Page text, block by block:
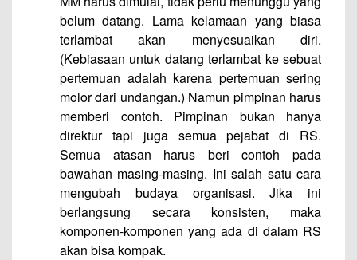
belum datang. Lama kelamaan yang biasa
terlambat akan menyesuaikan diri.
(Kebiasaan untuk datang terlambat ke sebuat
pertemuan adalah karena pertemuan sering
molor dari undangan.) Namun pimpinan harus
memberi contoh. Pimpinan bukan hanya
direktur tapi juga semua pejabat di RS.
Semua atasan harus beri contoh pada
bawahan masing-masing. Ini salah satu cara
mengubah budaya organisasi. Jika ini
berlangsung secara konsisten, maka
komponen-komponen yang ada di dalam RS
akan bisa kompak.